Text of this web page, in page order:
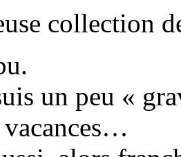
collection
un peu «
vacances…